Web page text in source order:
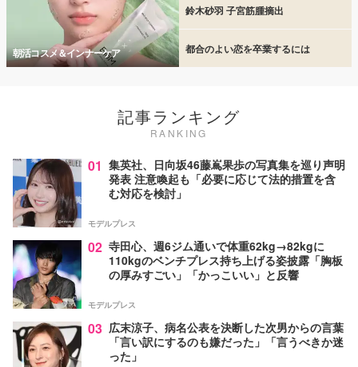
朝活コスメ＆インナーケア
鈴木砂羽 子宮筋腫摘出
都合のよい恋を卒業するには
記事ランキング
RANKING
01 集英社、日向坂46藤嶌果歩の写真集を巡り声明
発表 注意喚起も「必要に応じて法的措置を含
む対応を検討」
モデルプレス
02 寺田心、週6ジム通いで体重62kg→82kgに
110kgのベンチプレス持ち上げる姿披露「胸板
の厚みすごい」「かっこいい」と反響
モデルプレス
03 広末涼子、病名公表を決断した次男からの言葉
「言い訳にするのも嫌だった」「言うべきか迷
った」